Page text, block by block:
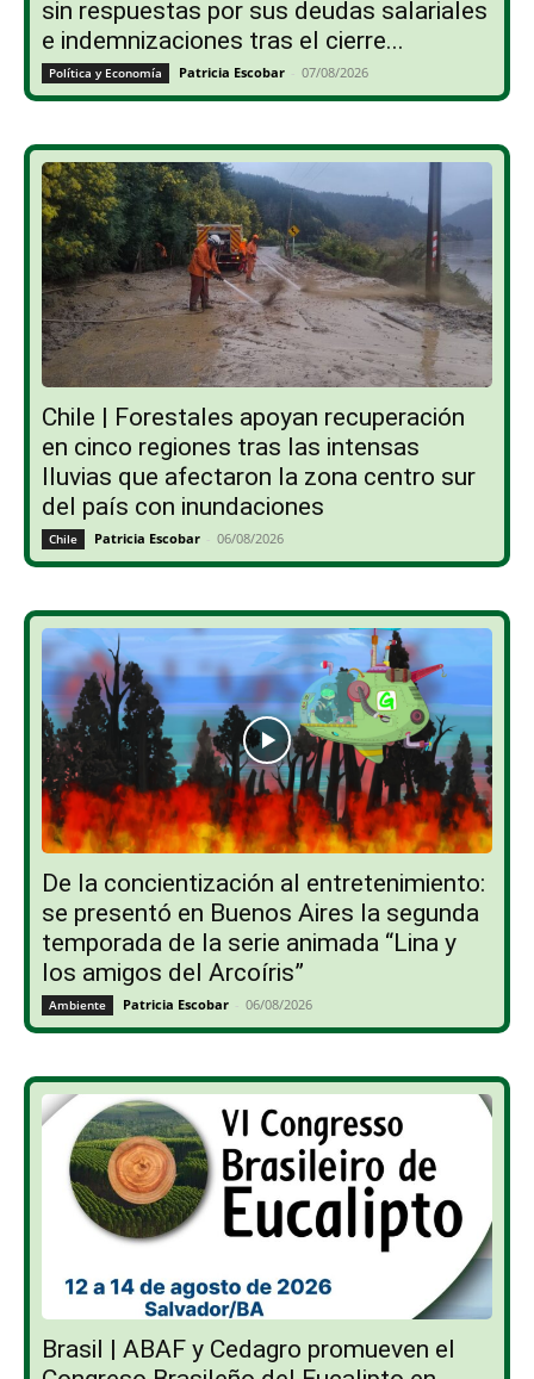
Chile | Forestales apoyan recuperación
en cinco regiones tras las intensas
lluvias que afectaron la zona centro sur
del país con inundaciones
Chile Patricia Escobar - 06/08/2026
De la concientización al entretenimiento:
se presentó en Buenos Aires la segunda
temporada de la serie animada “Lina y
los amigos del Arcoíris”
Ambiente Patricia Escobar - 06/08/2026
Congreso Brasileño del Eucalipto en
Salvador
Agenda Forestal Patricia Escobar - 05/08/2026